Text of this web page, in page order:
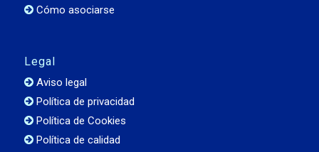
Cómo asociarse
Legal
Aviso legal
Política de privacidad
Política de Cookies
Política de calidad